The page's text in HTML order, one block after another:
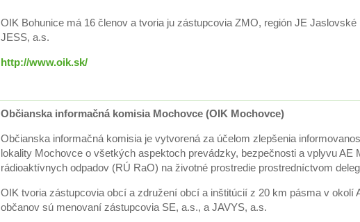
OIK Bohunice má 16 členov a tvoria ju zástupcovia ZMO, región JE
JESS, a.s.
http://www.oik.sk/
Občianska informačná komisia Mochovce (OIK Mochovce)
Občianska informačná komisia je vytvorená za účelom zlepšenia
lokality Mochovce o všetkých aspektoch prevádzky, bezpečnosti a vplyvu AE
rádioaktívnych odpadov (RÚ RaO) na životné prostredie prostredníctvom
OIK tvoria zástupcovia obcí a združení obcí a inštitúcií z 20 km pásma v
občanov sú menovaní zástupcovia SE, a.s., a JAVYS, a.s.